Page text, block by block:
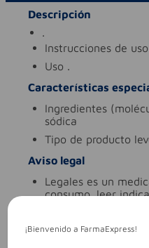
Descripción
.
instrucciones de uso
uso .
Características
ingredientes
sódica
tipo de producto
Aviso legal
legales es un
consumo. leer
¡Bienvenido a FarmaExpress!